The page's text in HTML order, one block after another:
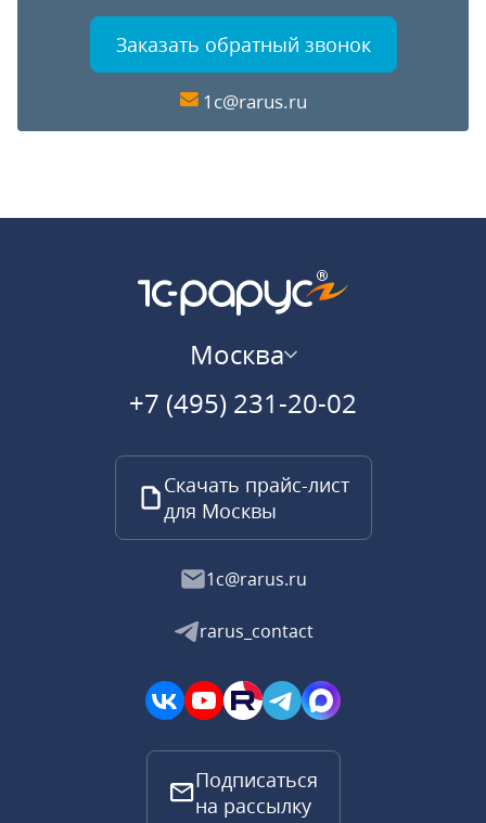
Заказать обратный звонок
1c@rarus.ru
Москва
+7 (495) 231-20-02
Скачать прайс-лист
для Москвы
1c@rarus.ru
rarus_contact
Подписаться
на рассылку